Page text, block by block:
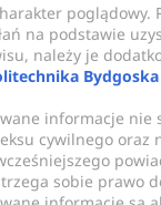
medycznych,
poglądowy.
na podstawie
należy je
informacje nie
cywilnego oraz
sobie prawo